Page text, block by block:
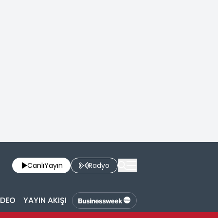
CanlıYayın Radyo
YAYIN AKIŞI